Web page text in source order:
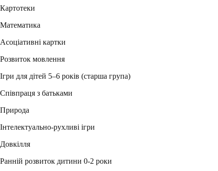
Картотеки
Математика
Асоціативні картки
Розвиток мовлення
Ігри для дітей 5–6 років (старша група)
Співпраця з батьками
Природа
Інтелектуально-рухливі ігри
Довкілля
Ранній розвиток дитини 0-2 роки